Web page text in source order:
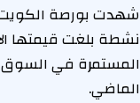
شهدت بورصة الكويت
المستمرة في السوق
الماضي.